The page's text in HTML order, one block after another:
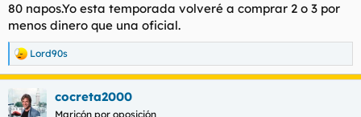
80 napos.Yo esta temporada volveré a comprar 2 o 3 por
menos dinero que una oficial.
R
e
a
c
c
Lord90s
cocreta2000
Maricón por oposición